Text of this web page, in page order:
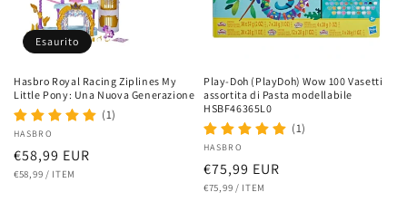
Esaurito
Hasbro Royal Racing Ziplines My
Little Pony: Una Nuova Generazione
(1)
Fornitore:
HASBRO
Prezzo
di
€58,99 EUR
PREZZO
€58,99 / PER
ITEM
Play-Doh (PlayDoh) Wow 100 Vasetti
assortita di Pasta modellabile
HSBF46365L0
(1)
Fornitore:
HASBRO
Prezzo
di
€75,99 EUR
PREZZO
€75,99 / PER
ITEM